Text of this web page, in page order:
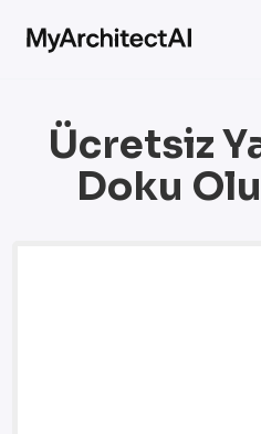
Ücretsiz
Doku